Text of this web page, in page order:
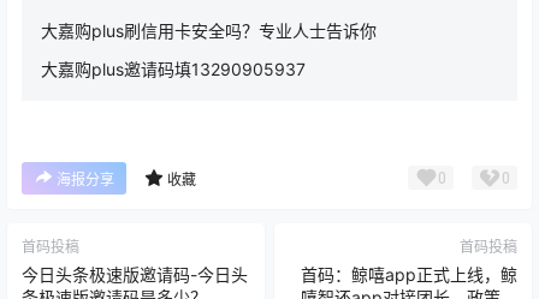
大嘉购plus刷信用卡安全吗？专业人士告诉你
大嘉购plus邀请码填13290905937
海报分享 收藏 0 0
首码投稿
今日头条极速版邀请码-今日头
首码投稿
首码：鲸嘻app正式上线，鲸